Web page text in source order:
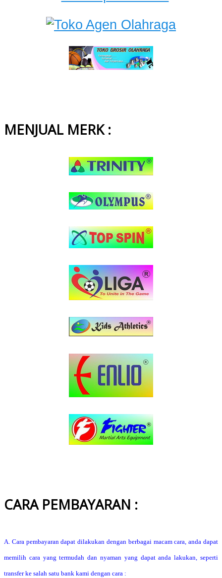
MENJUAL MERK :
CARA PEMBAYARAN :
A. Cara pembayaran dapat dilakukan dengan berbagai macam cara, anda dapat
memilih cara yang termudah dan nyaman yang dapat anda lakukan, seperti
transfer ke salah satu bank kami dengan cara :